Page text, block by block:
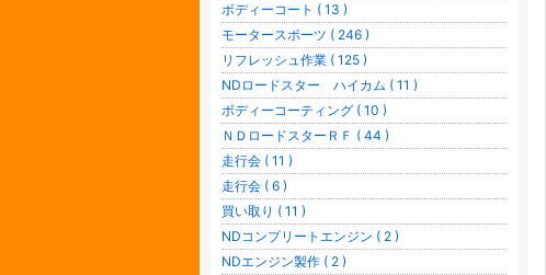
ボディーコート ( 13 )
モータースポーツ ( 246 )
リフレッシュ作業 ( 125 )
NDロードスター ハイカム ( 11 )
ボディーコーティング ( 10 )
ＮＤロードスターＲＦ ( 44 )
走行会 ( 11 )
走行会 ( 6 )
買い取り ( 11 )
NDコンプリートエンジン ( 2 )
NDエンジン製作 ( 2 )